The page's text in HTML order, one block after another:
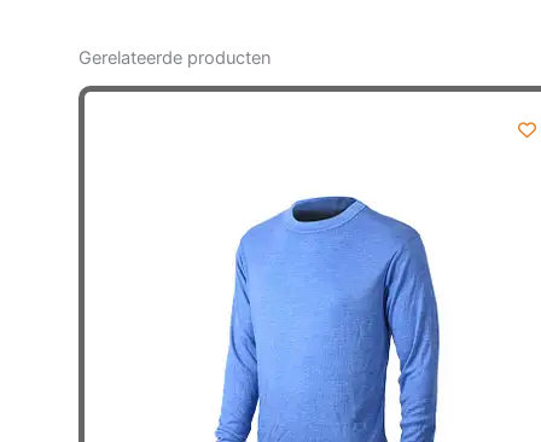
Gerelateerde producten